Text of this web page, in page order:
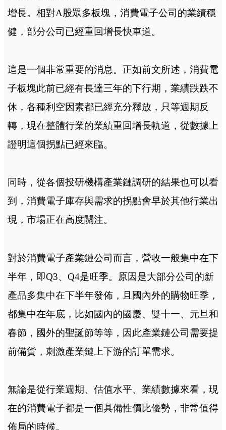
增長。相對A股眾多板塊，消費電子公司的業績穩
健，部分公司已經重回增長快車道。
這是一個非常重要的消息。正如前文所述，消費電
子板塊此前已經有長達三年的下行期，業績跌跌不
休，各種利空因素都已經充分釋放，只等週期反
轉，現在整體行業的業績重回增長軌道，從數據上
證明這個拐點已經來臨。
同時，從各個投研機構產業鏈調研的結果也可以看
到，消費電子庫存與需求的拐點會早於其他行業出
現，市場正在高度關注。
對於消費電子產業鏈公司而言，營收一般集中在下
半年，即Q3、Q4是旺季。原因是大部分公司的新
產品多集中在下半年發佈，且國內外的購物旺季，
都集中在年底，比如國內的國慶、雙十一、元旦和
春節，國外的聖誕節等等，因此產業鏈公司需要提
前備貨，刺激產業鏈上下游的訂單需求。
無論是從行業週期、估值水平、業績數據來看，現
在的消費電子都是一個具備性價比優勢，非常值得
佈局的時候。